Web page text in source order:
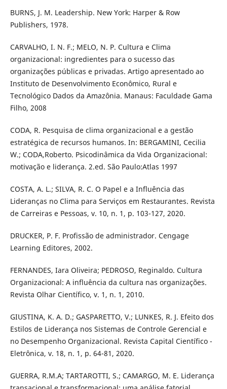
BURNS, J. M. Leadership. New York: Harper & Row
Publishers, 1978.
CARVALHO, I. N. F.; MELO, N. P. Cultura e Clima
organizacional: ingredientes para o sucesso das
organizações públicas e privadas. Artigo apresentado ao
Instituto de Desenvolvimento Econômico, Rural e
Tecnológico Dados da Amazônia. Manaus: Faculdade Gama
Filho, 2008
CODA, R. Pesquisa de clima organizacional e a gestão
estratégica de recursos humanos. In: BERGAMINI, Cecilia
W.; CODA,Roberto. Psicodinâmica da Vida Organizacional:
motivação e liderança. 2.ed. São Paulo:Atlas 1997
COSTA, A. L.; SILVA, R. C. O Papel e a Influência das
Lideranças no Clima para Serviços em Restaurantes. Revista
de Carreiras e Pessoas, v. 10, n. 1, p. 103-127, 2020.
DRUCKER, P. F. Profissão de administrador. Cengage
Learning Editores, 2002.
FERNANDES, Iara Oliveira; PEDROSO, Reginaldo. Cultura
Organizacional: A influência da cultura nas organizações.
Revista Olhar Científico, v. 1, n. 1, 2010.
GIUSTINA, K. A. D.; GASPARETTO, V.; LUNKES, R. J. Efeito dos
Estilos de Liderança nos Sistemas de Controle Gerencial e
no Desempenho Organizacional. Revista Capital Científico -
Eletrônica, v. 18, n. 1, p. 64-81, 2020.
GUERRA, R.M.A; TARTAROTTI, S.; CAMARGO, M. E. Liderança